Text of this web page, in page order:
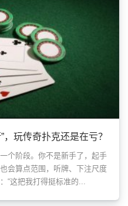
，玩传奇扑克还是在亏？
个阶段。你不是新手了，起手
会算点范围，听牌、下注尺度
“这把我打得挺标准的...